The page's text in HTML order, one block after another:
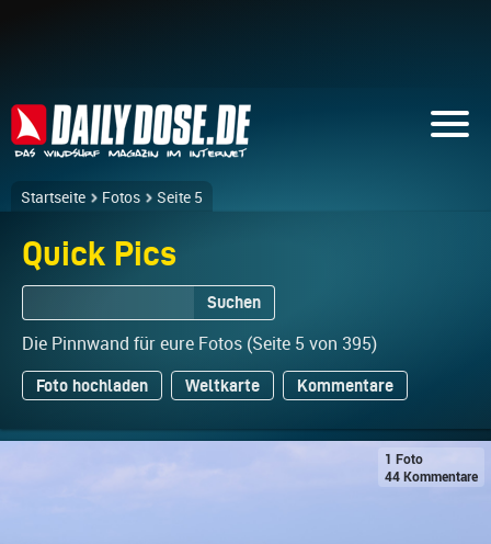
Startseite Fotos Seite 5
Quick Pics
Suchen
Die Pinnwand für eure Fotos (Seite 5 von 395)
Foto hochladen Weltkarte Kommentare
1 Foto
44 Kommentare